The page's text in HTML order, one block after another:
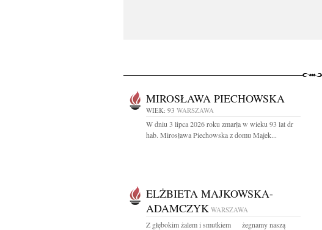
MIROSŁAWA PIECHOWSKA
WIEK: 93 WARSZAWA
W dniu 3 lipca 2026 roku zmarła w wieku 93 lat dr
hab. Mirosława Piechowska z domu Majek...
ELŻBIETA MAJKOWSKA-
ADAMCZYK WARSZAWA
Z głębokim żalem i smutkiem żegnamy naszą